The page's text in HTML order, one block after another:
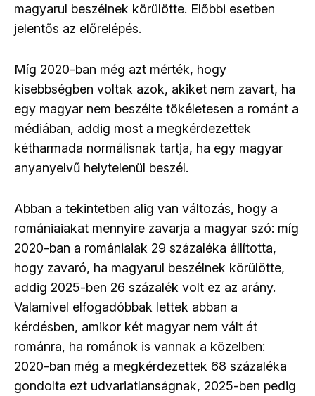
magyarul beszélnek körülötte. Előbbi esetben
jelentős az előrelépés.
Míg 2020-ban még azt mérték, hogy
kisebbségben voltak azok, akiket nem zavart, ha
egy magyar nem beszélte tökéletesen a románt a
médiában, addig most a megkérdezettek
kétharmada normálisnak tartja, ha egy magyar
anyanyelvű helytelenül beszél.
Abban a tekintetben alig van változás, hogy a
romániaiakat mennyire zavarja a magyar szó: míg
2020-ban a romániaiak 29 százaléka állította,
hogy zavaró, ha magyarul beszélnek körülötte,
addig 2025-ben 26 százalék volt ez az arány.
Valamivel elfogadóbbak lettek abban a
kérdésben, amikor két magyar nem vált át
románra, ha románok is vannak a közelben:
2020-ban még a megkérdezettek 68 százaléka
gondolta ezt udvariatlanságnak, 2025-ben pedig